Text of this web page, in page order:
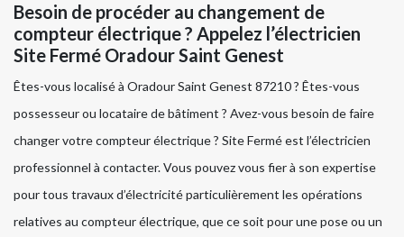
Besoin de procéder au changement de
compteur électrique ? Appelez l’électricien
Site Fermé Oradour Saint Genest
Êtes-vous localisé à Oradour Saint Genest 87210 ? Êtes-vous
possesseur ou locataire de bâtiment ? Avez-vous besoin de faire
changer votre compteur électrique ? Site Fermé est l’électricien
professionnel à contacter. Vous pouvez vous fier à son expertise
pour tous travaux d’électricité particulièrement les opérations
relatives au compteur électrique, que ce soit pour une pose ou un